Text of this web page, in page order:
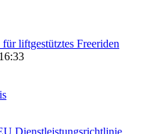
liftgestütztes Freeriden
Dienstleistungsrichtlinie